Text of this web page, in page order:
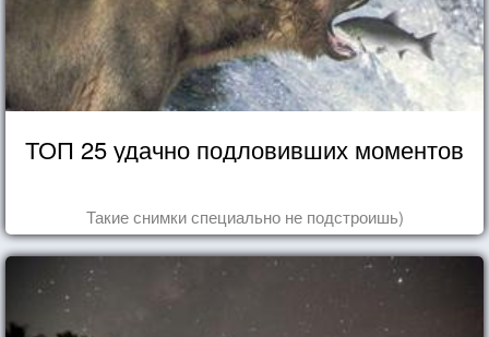
ТОП 25 удачно подловивших моментов
Такие снимки специально не подстроишь)